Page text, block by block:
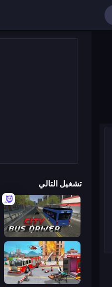
تشغيل التالي
City Bus Driver
Fireman 2024